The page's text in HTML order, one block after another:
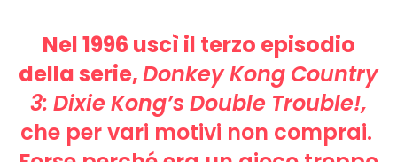
Nel 1996 uscì il terzo episodio
della serie,Donkey Kong Country
3: Dixie Kong’s Double Trouble!,
che per vari motivi non comprai.